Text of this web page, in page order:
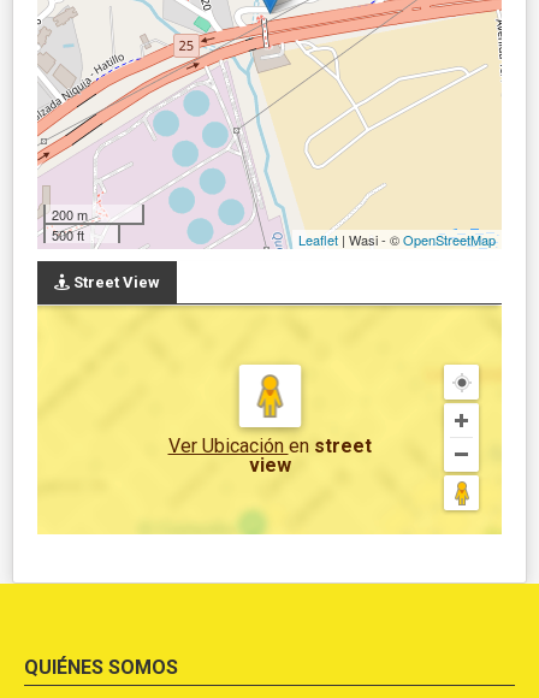
200 m
500 ft
Leaflet | Wasi - ©OpenStreetMap
Street View
Ver Ubicación en street
view
QUIÉNES SOMOS